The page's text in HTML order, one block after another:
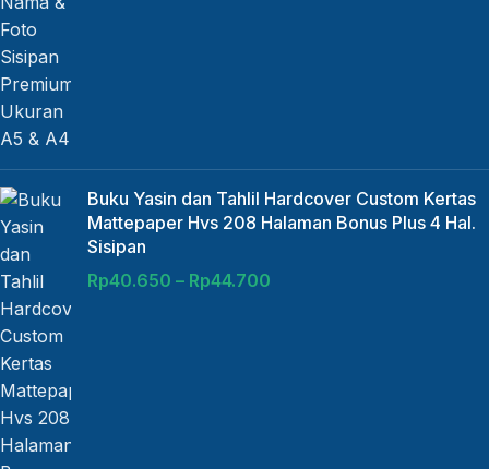
Buku Yasin dan Tahlil Hardcover Custom Kertas
Mattepaper Hvs 208 Halaman Bonus Plus 4 Hal.
Sisipan
Rp40.650 – Rp44.700